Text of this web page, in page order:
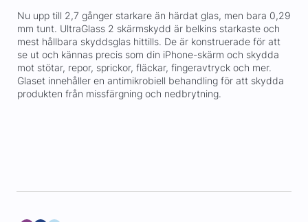
Nu upp till 2,7 gånger starkare än härdat glas, men bara 0,29
mm tunt. UltraGlass 2 skärmskydd är belkins starkaste och
mest hållbara skyddsglas hittills. De är konstruerade för att
se ut och kännas precis som din iPhone-skärm och skydda
mot stötar, repor, sprickor, fläckar, fingeravtryck och mer.
Glaset innehåller en antimikrobiell behandling för att skydda
produkten från missfärgning och nedbrytning.